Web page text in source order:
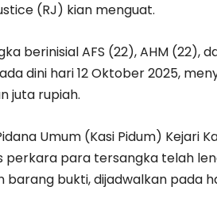
(RJ) kian menguat.
berinisial AFS (22), AHM (22),
dini hari 12 Oktober 2025,
juta rupiah.
Umum (Kasi Pidum) Kejari
perkara para tersangka telah
bukti, dijadwalkan pada